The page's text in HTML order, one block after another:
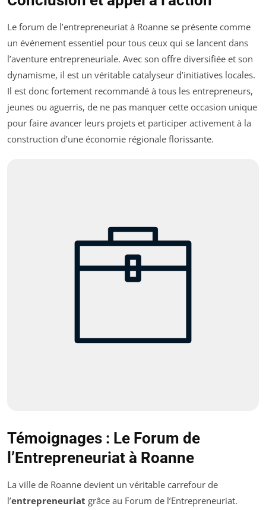
Le forum de l’entrepreneuriat à Roanne se présente comme
un événement essentiel pour tous ceux qui se lancent dans
l’aventure entrepreneuriale. Avec son offre diversifiée et son
dynamisme, il est un véritable catalyseur d’initiatives locales.
Il est donc fortement recommandé à tous les entrepreneurs,
jeunes ou aguerris, de ne pas manquer cette occasion unique
pour faire avancer leurs projets et participer activement à la
construction d’une économie régionale florissante.
Témoignages : Le Forum de
l’Entrepreneuriat à Roanne
La ville de Roanne devient un véritable carrefour de
l’entrepreneuriat grâce au Forum de l’Entrepreneuriat.